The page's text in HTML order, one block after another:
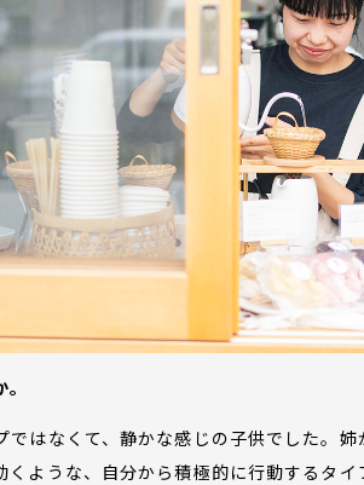
ではなくて、静かな感じの子供でした。
ような、自分から積極的に行動するタ